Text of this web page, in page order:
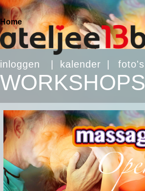
inloggen kalender foto's
WORKSHOPS
Home